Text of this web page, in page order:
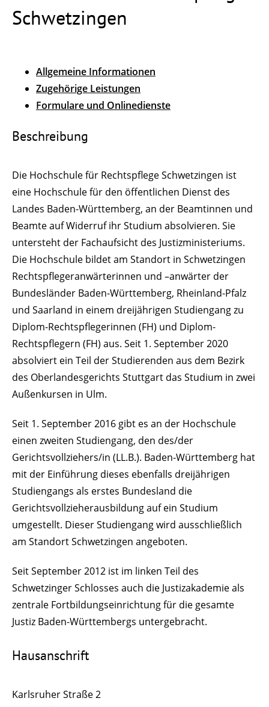
Schwetzingen
Allgemeine Informationen
Zugehörige Leistungen
Formulare und Onlinedienste
Beschreibung
Die Hochschule für Rechtspflege Schwetzingen ist
eine Hochschule für den öffentlichen Dienst des
Landes Baden-Württemberg, an der Beamtinnen und
Beamte auf Widerruf ihr Studium absolvieren. Sie
untersteht der Fachaufsicht des Justizministeriums.
Die Hochschule bildet am Standort in Schwetzingen
Rechtspflegeranwärterinnen und –anwärter der
Bundesländer Baden-Württemberg, Rheinland-Pfalz
und Saarland in einem dreijährigen Studiengang zu
Diplom-Rechtspflegerinnen (FH) und Diplom-
Rechtspflegern (FH) aus. Seit 1. September 2020
absolviert ein Teil der Studierenden aus dem Bezirk
des Oberlandesgerichts Stuttgart das Studium in zwei
Außenkursen in Ulm.
Seit 1. September 2016 gibt es an der Hochschule
einen zweiten Studiengang, den des/der
Gerichtsvollziehers/in (LL.B.). Baden-Württemberg hat
mit der Einführung dieses ebenfalls dreijährigen
Studiengangs als erstes Bundesland die
Gerichtsvollzieherausbildung auf ein Studium
umgestellt. Dieser Studiengang wird ausschließlich
am Standort Schwetzingen angeboten.
Seit September 2012 ist im linken Teil des
Schwetzinger Schlosses auch die Justizakademie als
zentrale Fortbildungseinrichtung für die gesamte
Justiz Baden-Württembergs untergebracht.
Hausanschrift
Karlsruher Straße 2